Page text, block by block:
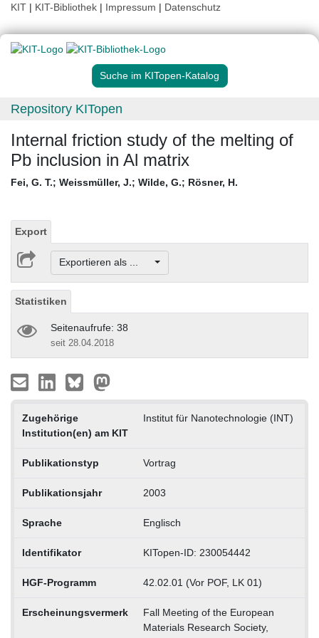
KIT | KIT-Bibliothek | Impressum | Datenschutz
Suche im KITopen-Katalog
Repository KITopen
Internal friction study of the melting of
Pb inclusion in Al matrix
Fei, G. T.; Weissmüller, J.; Wilde, G.; Rösner, H.
Export
Exportieren als ...
Statistiken
Seitenaufrufe: 38
seit 28.04.2018
Zugehörige
Institution(en) am KIT
Institut für Nanotechnologie (INT)
Publikationstyp Vortrag
Publikationsjahr 2003
Sprache Englisch
Identifikator KITopen-ID: 230054442
HGF-Programm 42.02.01 (Vor POF, LK 01)
Erscheinungsvermerk
Fall Meeting of the European
Materials Research Society,